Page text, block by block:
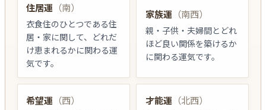
住居運 （南）
衣食住のひとつである住
居・家に関して、どれだ
け恵まれるかに関わる運
気です。
家族運（南西）
親・子供・夫婦間とどれ
ほど良い関係を築けるか
に関わる運気です。
希望運 （西） 才能運（北西）